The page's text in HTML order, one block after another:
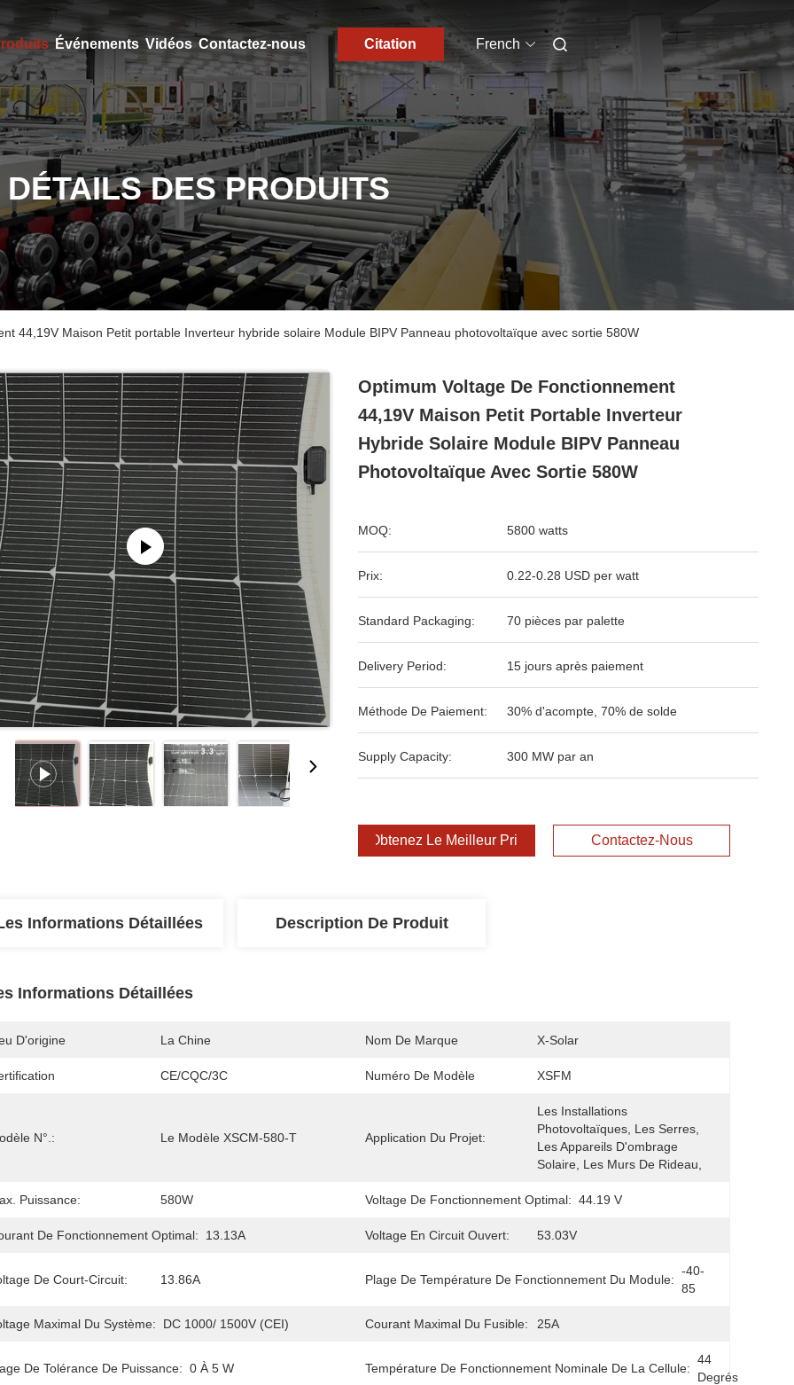
Événements Vidéos Contactez-nous Citation French
DÉTAILS DES PRODUITS
44,19V Maison Petit portable Inverteur hybride solaire Module BIPV Panneau photovoltaïque avec sortie 580W
Optimum Voltage De Fonctionnement
44,19V Maison Petit Portable Inverteur
Hybride Solaire Module BIPV Panneau
Photovoltaïque Avec Sortie 580W
MOQ: 5800 watts
Prix: 0.22-0.28 USD per watt
Standard Packaging: 70 pièces par palette
Delivery Period: 15 jours après paiement
Méthode De Paiement: 30% d'acompte, 70% de solde
Supply Capacity: 300 MW par an
Obtenez Le Meilleur Prix Contactez-Nous
Informations Détaillées Description De Produit
Informations Détaillées
D'origine La Chine Nom De Marque X-Solar
CE/CQC/3C Numéro De Modèle XSFM
N°.: Le Modèle XSCM-580-T Application Du Projet:
Les Installations
Photovoltaïques, Les Serres,
Les Appareils D'ombrage
Solaire, Les Murs De Rideau,
Puissance: 580W Voltage De Fonctionnement Optimal: 44.19 V
De Fonctionnement Optimal: 13.13A Voltage En Circuit Ouvert: 53.03V
De Court-Circuit: 13.86A Plage De Température De Fonctionnement Du Module:
-40-
85
Maximal Du Système: DC 1000/ 1500V (CEI) Courant Maximal Du Fusible: 25A
De Tolérance De Puissance: 0 À 5 W Température De Fonctionnement Nominale De La Cellule:
44
Degrés